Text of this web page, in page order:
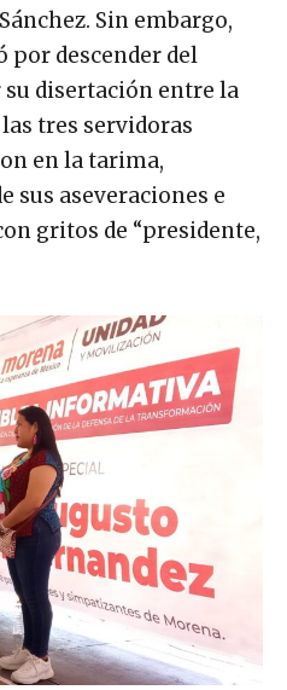
Sin embargo,
por descender del
disertación entre la
tres servidoras
en la tarima,
sus aseveraciones e
gritos de “presidente,